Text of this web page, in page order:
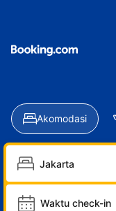
Akomodasi
Waktu check-in